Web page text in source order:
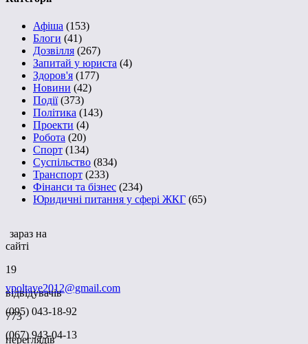
Афіша (153)
Блоги (41)
Дозвілля (267)
Запитай у юриста (4)
Здоров'я (177)
Новини (42)
Події(373)
Політика (143)
Проекти (4)
Робота (20)
Спорт (134)
Суспільство (834)
Транспорт (233)
Фінанси та бізнес (234)
Юридичні питання у сфері ЖКГ (65)
зараз на
сайті
19
відвідувачів
773
переглядів
vpoltave2012@gmail.com
(095) 043-18-92
(067) 943-04-13